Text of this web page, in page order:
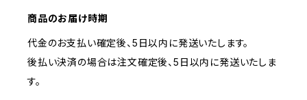
商品のお届け時期
代金のお支払い確定後、5日以内に発送いたします。
後払い決済の場合は注文確定後、5日以内に発送いたしま
す。